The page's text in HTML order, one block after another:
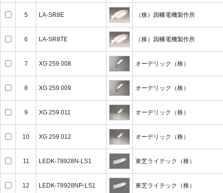
5 LA-SR8E （株）因幡電機製作所
6 LA-SR8TE （株）因幡電機製作所
7 XG 259 008 オーデリック（株）
8 XG 259 009 オーデリック（株）
9 XG 259 011 オーデリック（株）
10 XG 259 012 オーデリック（株）
11 LEDK-78928N-LS1 東芝ライテック（株）
12 LEDK-78928NP-LS1 東芝ライテック（株）